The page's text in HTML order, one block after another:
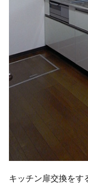
キッチン扉交換をす